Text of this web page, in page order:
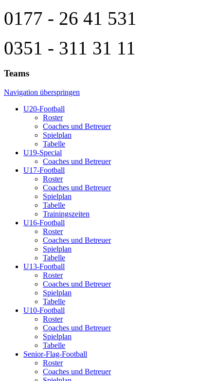
0177 - 26 41 531
0351 - 311 31 11
Teams
Navigation überspringen
U20-Football
Roster
Coaches und Betreuer
Spielplan
Tabelle
U19-Special
Coaches und Betreuer
U17-Football
Roster
Coaches und Betreuer
Spielplan
Tabelle
Trainingszeiten
U16-Football
Roster
Coaches und Betreuer
Spielplan
Tabelle
U13-Football
Roster
Coaches und Betreuer
Spielplan
Tabelle
U10-Football
Roster
Coaches und Betreuer
Spielplan
Tabelle
Senior-Flag-Football
Roster
Coaches und Betreuer